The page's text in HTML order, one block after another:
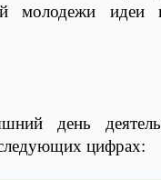
молодежи идеи
день
цифрах: